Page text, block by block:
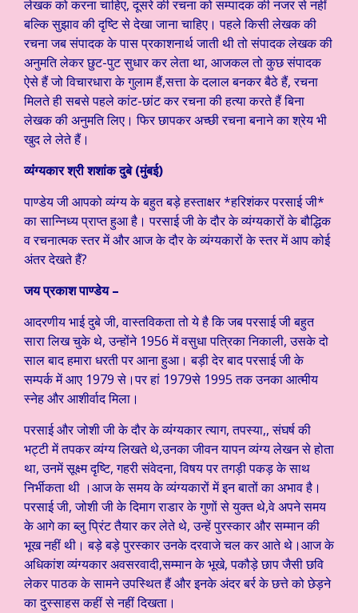
लेखक को करना चाहिए, दूसरे की रचना को सम्पादक की नजर से नहीं
बल्कि सुझाव की दृष्टि से देखा जाना चाहिए। पहले किसी लेखक की
रचना जब संपादक के पास प्रकाशनार्थ जाती थी तो संपादक लेखक की
अनुमति लेकर छुट-पुट सुधार कर लेता था, आजकल तो कुछ संपादक
ऐसे हैं जो विचारधारा के गुलाम हैं,सत्ता के दलाल बनकर बैठे हैं, रचना
मिलते ही सबसे पहले कांट-छांट कर रचना की हत्या करते हैं बिना
लेखक की अनुमति लिए। फिर छापकर अच्छी रचना बनाने का श्रेय भी
खुद ले लेते हैं।
व्यंंग्यकार श्री शशांक दुबे (मुंबई)
पाण्डेय जी आपको व्यंग्य के बहुत बड़े हस्ताक्षर *हरिशंकर परसाई जी*
का सान्निध्य प्राप्त हुआ है। परसाई जी के दौर के व्यंग्यकारों के बौद्धिक
व रचनात्मक स्तर में और आज के दौर के व्यंग्यकारों के स्तर में आप कोई
अंतर देखते हैं?
जय प्रकाश पाण्डेय –
आदरणीय भाई दुबे जी, वास्तविकता तो ये है कि जब परसाई जी बहुत
सारा लिख चुके थे, उन्होंने 1956 में वसुधा पत्रिका निकाली, उसके दो
साल बाद हमारा धरती पर आना हुआ। बड़ी देर बाद परसाई जी के
सम्पर्क में आए 1979 से।पर हां 1979से 1995 तक उनका आत्मीय
स्नेह और आशीर्वाद मिला।
परसाई और जोशी जी के दौर के व्यंंग्यकार त्याग, तपस्या,, संघर्ष की
भट्टी में तपकर व्यंग्य लिखते थे,उनका जीवन यापन व्यंग्य लेखन से होता
था, उनमें सूक्ष्म दृष्टि, गहरी संवेदना, विषय पर तगड़ी पकड़ के साथ
निर्भीकता थी ।आज के समय के व्यंग्यकारों में इन बातों का अभाव है।
परसाई जी, जोशी जी के दिमाग राडार के गुणों से युक्त थे,वे अपने समय
के आगे का ब्लु प्रिंट तैयार कर लेते थे, उन्हें पुरस्कार और सम्मान की
भूख नहीं थी। बड़े बड़े पुरस्कार उनके दरवाजे चल कर आते थे।आज के
अधिकांश व्यंग्यकार अवसरवादी,सम्मान के भूखे, पकौड़े छाप जैसी छवि
लेकर पाठक के सामने उपस्थित हैं और इनके अंदर बर्र के छत्ते को छेड़ने
का दुस्साहस कहीं से नहीं दिखता।